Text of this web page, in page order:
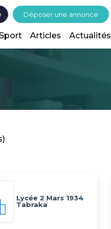
Déposer une annonce
Articles Actualités
Lycée 2 Mars 1934
Tabraka